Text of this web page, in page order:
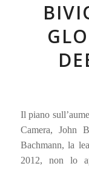
Il piano
Camera, John
Bachmann, la
2012, non lo